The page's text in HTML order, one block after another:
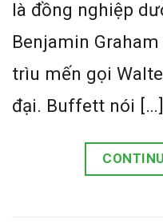
là đồng nghiệp
Benjamin
trìu mến gọi
đại. Buffett nói […]